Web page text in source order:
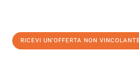
RICEVI UN'OFFERTA NON